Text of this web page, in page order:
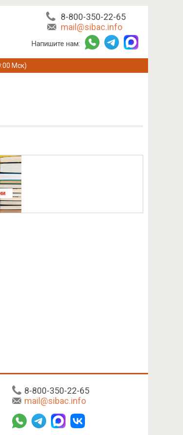
8-800-350-22-65
mail@sibac.info
Напишите нам:
Мск)
8-800-350-22-65
mail@sibac.info